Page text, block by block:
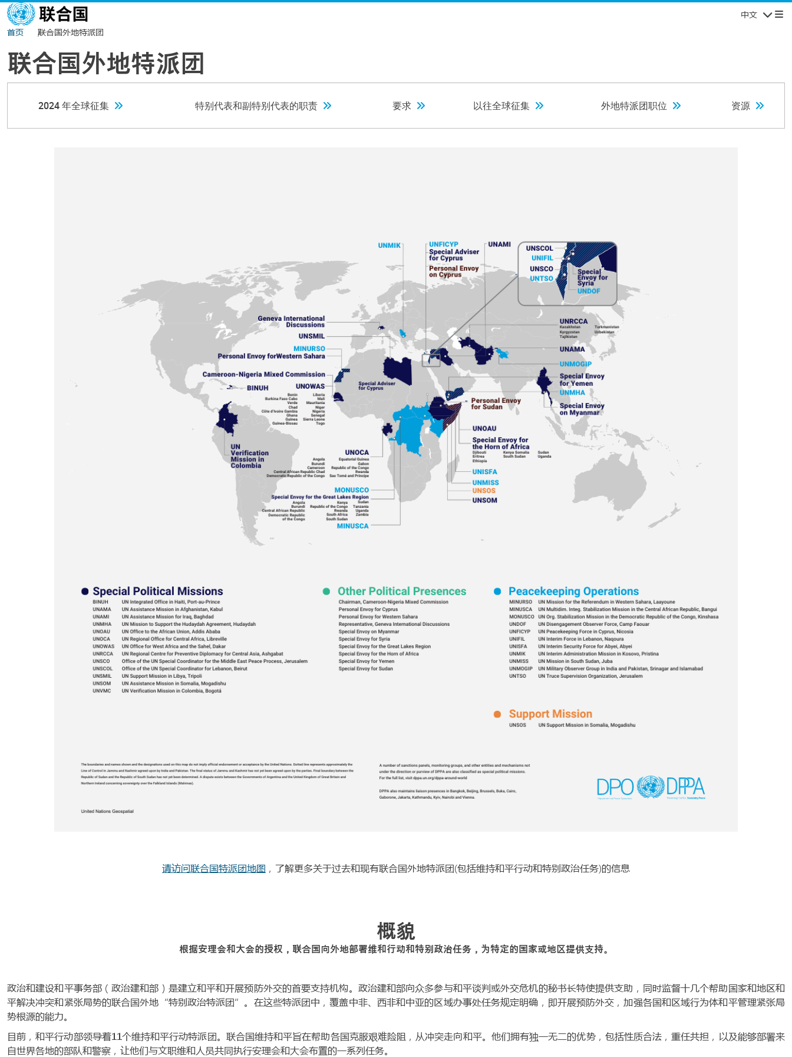
跳转到主要内容
中文
导航
首页 联合国外地特派团
联合国外地特派团
2024 年全球征集 特别代表和副特别代表的职责 要求 以往全球征集 外地特派团职位 资源
请访问联合国特派团地图 ，了解更多关于过去和现有联合国外地特派团(包括维持和平行动和特别政治任务)的信息
概貌
根据安理会和大会的授权，联合国向外地部署维和行动和特别政治任务，为特定的国家或地区提供支持。
政治和建设和平事务部（政治建和部）是建立和平和开展预防外交的首要支持机构。政治建和部向众多参与和平谈判或外交危机的秘书长特使提供支助，同时监督十几个帮助国家和地区和
平解决冲突和紧张局势的联合国外地“特别政治特派团”。在这些特派团中，覆盖中非、西非和中亚的区域办事处任务规定明确，即开展预防外交，加强各国和区域行为体和平管理紧张局
势根源的能力。
目前，和平行动部领导着11个维持和平行动特派团。联合国维持和平旨在帮助各国克服艰难险阻，从冲突走向和平。他们拥有独一无二的优势，包括性质合法，重任共担，以及能够部署来
自世界各地的部队和警察，让他们与文职维和人员共同执行安理会和大会布置的一系列任务。